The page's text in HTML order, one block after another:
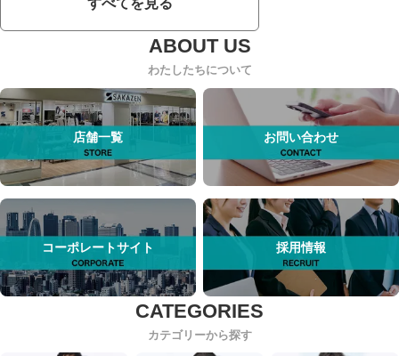
わたしたちについて
店舗一覧 お問い合わせ
コーポレートサイト 採用情報
カテゴリーから探す